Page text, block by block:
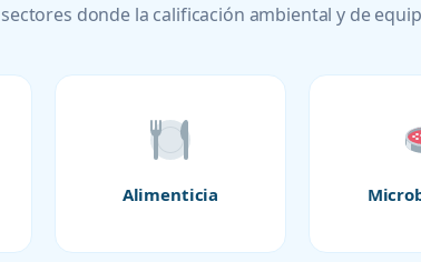
donde la calificación ambiental y de
Alimenticia